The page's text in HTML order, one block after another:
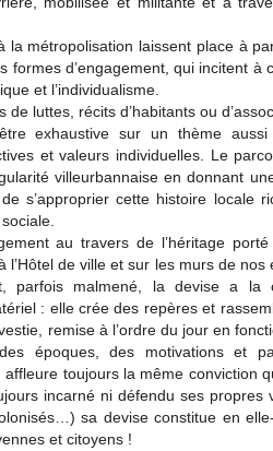
la métropolisation laissent place à
d’engagement, qui incitent à
et l’individualisme.
luttes, récits d’habitants ou
exhaustive sur un thème aussi
et valeurs individuelles. Le
villeurbannaise en donnant
s’approprier cette histoire locale
au travers de l’héritage
de ville et sur les murs de nos
parfois malmené, la devise a la
: elle crée des repères et
remise à l’ordre du jour en
époques, des motivations et
toujours la même conviction
incarné ni défendu ses propres
sa devise constitue en
et citoyens !